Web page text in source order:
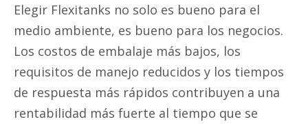
Elegir Flexitanks no solo es bueno para el
medio ambiente, es bueno para los negocios.
Los costos de embalaje más bajos, los
requisitos de manejo reducidos y los tiempos
de respuesta más rápidos contribuyen a una
rentabilidad más fuerte al tiempo que se